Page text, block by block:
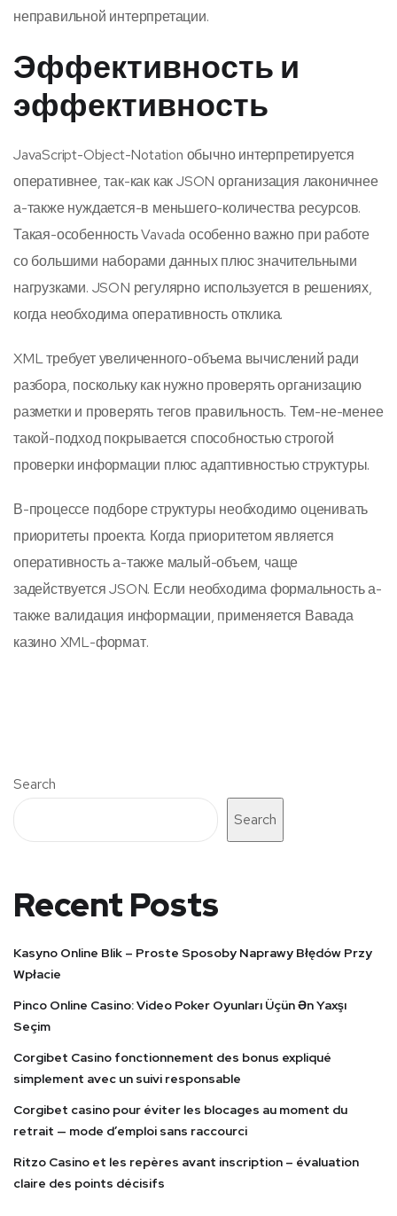
неправильной интерпретации.
Эффективность и
эффективность
JavaScript-Object-Notation обычно интерпретируется
оперативнее, так-как как JSON организация лаконичнее
а-также нуждается-в меньшего-количества ресурсов.
Такая-особенность Vavada особенно важно при работе
со большими наборами данных плюс значительными
нагрузками. JSON регулярно используется в решениях,
когда необходима оперативность отклика.
XML требует увеличенного-объема вычислений ради
разбора, поскольку как нужно проверять организацию
разметки и проверять тегов правильность. Тем-не-менее
такой-подход покрывается способностью строгой
проверки информации плюс адаптивностью структуры.
В-процессе подборе структуры необходимо оценивать
приоритеты проекта. Когда приоритетом является
оперативность а-также малый-объем, чаще
задействуется JSON. Если необходима формальность а-
также валидация информации, применяется Вавада
казино XML-формат.
Search
Search
Recent Posts
Kasyno Online Blik – Proste Sposoby Naprawy Błędów Przy
Wpłacie
Pinco Online Casino: Video Poker Oyunları Üçün Ən Yaxşı
Seçim
Corgibet Casino fonctionnement des bonus expliqué
simplement avec un suivi responsable
Corgibet casino pour éviter les blocages au moment du
retrait — mode d’emploi sans raccourci
Ritzo Casino et les repères avant inscription – évaluation
claire des points décisifs